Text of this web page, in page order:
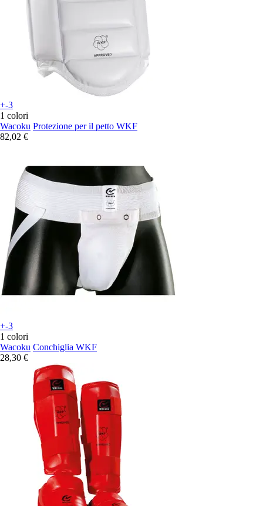
+-3
1 colori
Wacoku Protezione per il petto WKF
82,02 €
+-3
1 colori
Wacoku Conchiglia WKF
28,30 €